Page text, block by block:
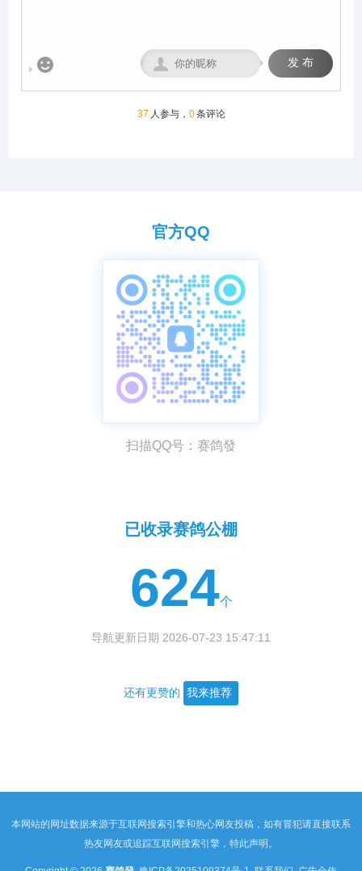
 发 布

37 人参与， 0条评论
官方QQ
扫描QQ号：赛鸽發
已收录赛鸽公棚
624个
导航更新日期 2026-07-23 15:47:11
还有更赞的 我来推荐
本网站的网址数据来源于互联网搜索引擎和热心网友投稿，如有冒犯请直接联系
热友网友或追踪互联网搜索引擎，特此声明。